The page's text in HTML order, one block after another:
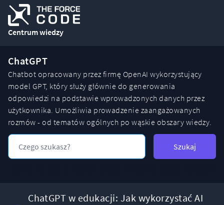
Centrum wiedzy
ChatGPT
Chatbot opracowany przez firmę OpenAI wykorzystujący
model GPT, który służy głównie do generowania
odpowiedzi na podstawie wprowadzonych danych przez
użytkownika. Umożliwia prowadzenie zaangażowanych
rozmów - od tematów ogólnych po wąskie obszary wiedzy.
Szukaj
ChatGPT w edukacji: Jak wykorzystać AI